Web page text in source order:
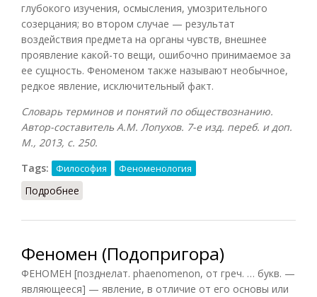
глубокого изучения, осмысления, умозрительного
созерцания; во втором случае — результат
воздействия предмета на органы чувств, внешнее
проявление какой-то вещи, ошибочно принимаемое за
ее сущность. Феноменом также называют необычное,
редкое явление, исключительный факт.
Словарь терминов и понятий по обществознанию.
Автор-составитель А.М. Лопухов. 7-е изд. переб. и доп.
М., 2013, с. 250.
Tags:
Философия Феноменология
Подробнее
Феномен (Подопригора)
ФЕНОМЕН [позднелат. phaenomenon, от греч. … букв. —
являющееся] — явление, в отличие от его основы или